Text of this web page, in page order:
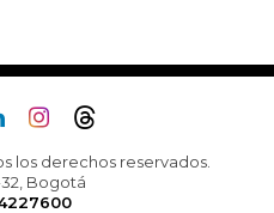
los derechos reservados.
32, Bogotá